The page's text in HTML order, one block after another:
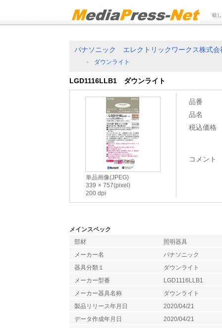
欲
パナソニック エレクトリックワークス株式会
ダウンライト
LGD1116LLB1 ダウンライト
単品画像(JPEG)
339
757(pixel)
200 dpi
品番
品名
税込価格
コメント
メインスペック
部材
照明器具
メーカー名
パナソニック
器具分類１
ダウンライト
メーカー型番
LGD1116LLB1
メーカー器具名称
ダウンライト
製品リリース年月日
2020/04/21
データ作成年月日
2020/04/21